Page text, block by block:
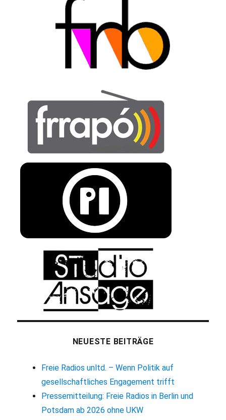
NEUESTE BEITRÄGE
Freie Radios unltd. – Wenn Politik auf
gesellschaftliches Engagement trifft
Pressemitteilung: Freie Radios in Berlin und
Potsdam ab 2026 ohne UKW